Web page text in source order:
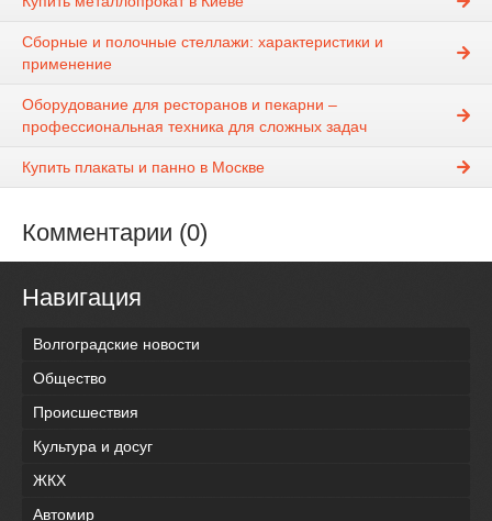
Сборные и полочные стеллажи: характеристики и
применение
Оборудование для ресторанов и пекарни –
профессиональная техника для сложных задач
Купить плакаты и панно в Москве
Комментарии (0)
Навигация
Волгоградские новости
Общество
Происшествия
Культура и досуг
ЖКХ
Автомир